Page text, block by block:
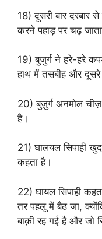
18) दूसरी बार दरबार
करने पहाड़ पर चढ़
19) बुजुर्ग ने हरे-हरे
हाथ में तसबीह और दूसरे
20) बुज़ुर्ग अनमोल
है।
21) घालयल सिपाही
कहता है।
22) घायल सिपाही
तर पहलू में बैठ जा,
बाक़ी रह गई है और जो